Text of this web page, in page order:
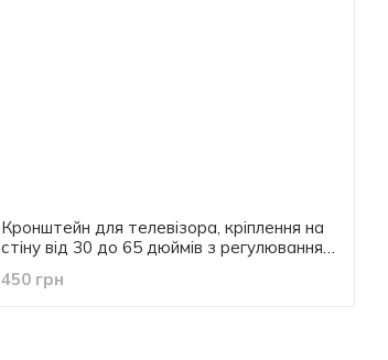
Кронштейн для телевізора, кріплення на
стіну від 30 до 65 дюймів з регулюванням
450 грн